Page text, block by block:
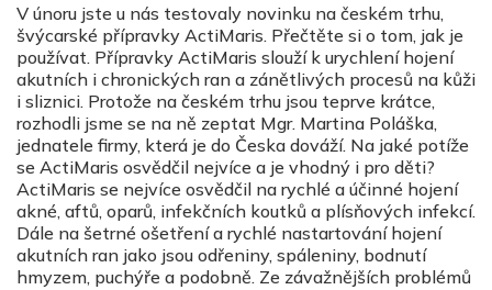
V únoru jste u nás testovaly novinku na českém trhu,
švýcarské přípravky ActiMaris. Přečtěte si o tom, jak je
používat. Přípravky ActiMaris slouží k urychlení hojení
akutních i chronických ran a zánětlivých procesů na kůži
i sliznici. Protože na českém trhu jsou teprve krátce,
rozhodli jsme se na ně zeptat Mgr. Martina Poláška,
jednatele firmy, která je do Česka dováží. Na jaké potíže
se ActiMaris osvědčil nejvíce a je vhodný i pro děti?
ActiMaris se nejvíce osvědčil na rychlé a účinné hojení
akné, aftů, oparů, infekčních koutků a plísňových infekcí.
Dále na šetrné ošetření a rychlé nastartování hojení
akutních ran jako jsou odřeniny, spáleniny, bodnutí
hmyzem, puchýře a podobně. Ze závažnějších problémů